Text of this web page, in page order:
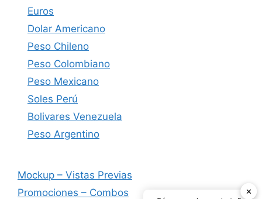
Euros
Dolar Americano
Peso Chileno
Peso Colombiano
Peso Mexicano
Soles Perú
Bolivares Venezuela
Peso Argentino
Mockup – Vistas Previas
Promociones – Combos
✕